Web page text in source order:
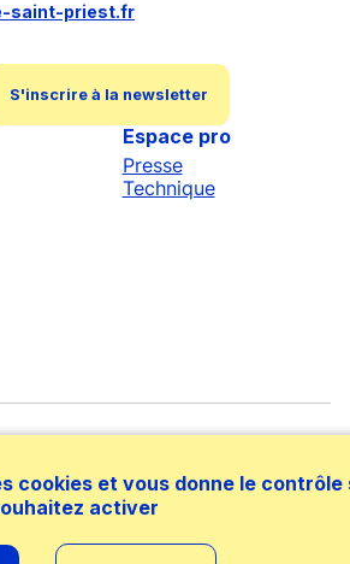
saint-priest.fr
S'inscrire à la newsletter
Espace pro
Presse
Technique
cookies et vous donne le contrôle
activer